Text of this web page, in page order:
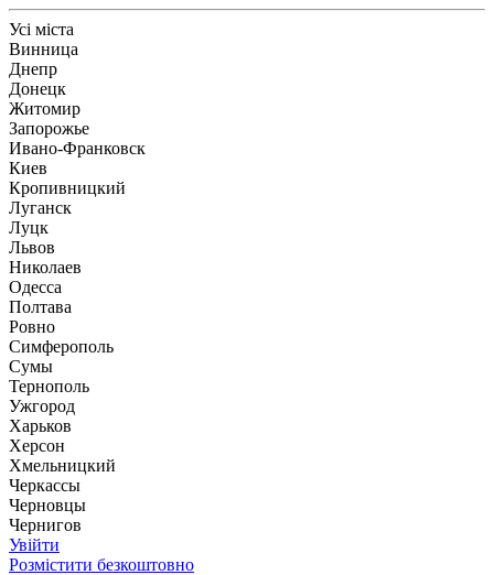
Усі міста
Винница
Днепр
Донецк
Житомир
Запорожье
Ивано-Франковск
Киев
Кропивницкий
Луганск
Луцк
Львов
Николаев
Одесса
Полтава
Ровно
Симферополь
Сумы
Тернополь
Ужгород
Харьков
Херсон
Хмельницкий
Черкассы
Чернoвцы
Чернигов
Увійти
Розмістити безкоштовно